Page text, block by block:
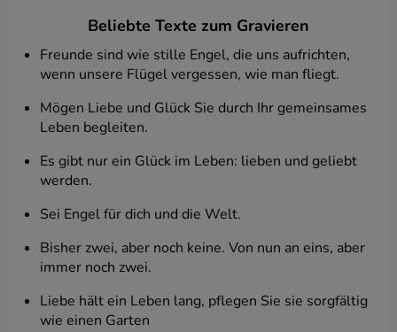
Beliebte Texte zum Gravieren
Freunde sind wie stille Engel, die uns aufrichten,
wenn unsere Flügel vergessen, wie man fliegt.
Mögen Liebe und Glück Sie durch Ihr gemeinsames
Leben begleiten.
Es gibt nur ein Glück im Leben: lieben und geliebt
werden.
Sei Engel für dich und die Welt.
Bisher zwei, aber noch keine. Von nun an eins, aber
immer noch zwei.
Liebe hält ein Leben lang, pflegen Sie sie sorgfältig
wie einen Garten